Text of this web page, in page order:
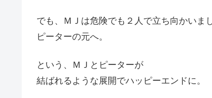
でも、ＭＪは危険でも２人で立ち向かいま
ピーターの元へ。
という、ＭＪとピーターが
結ばれるような展開でハッピーエンドに。